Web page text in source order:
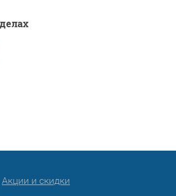
Акции и скидки